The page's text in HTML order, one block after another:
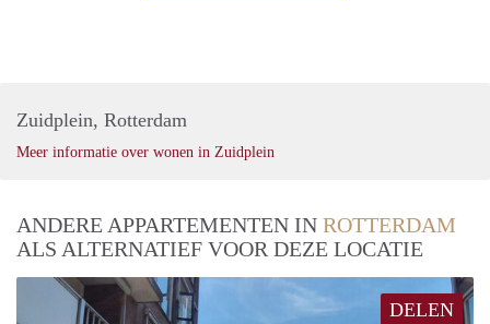
Zuidplein, Rotterdam
Meer informatie over wonen in Zuidplein
ANDERE APPARTEMENTEN IN ROTTERDAM
ALS ALTERNATIEF VOOR DEZE LOCATIE
DELEN